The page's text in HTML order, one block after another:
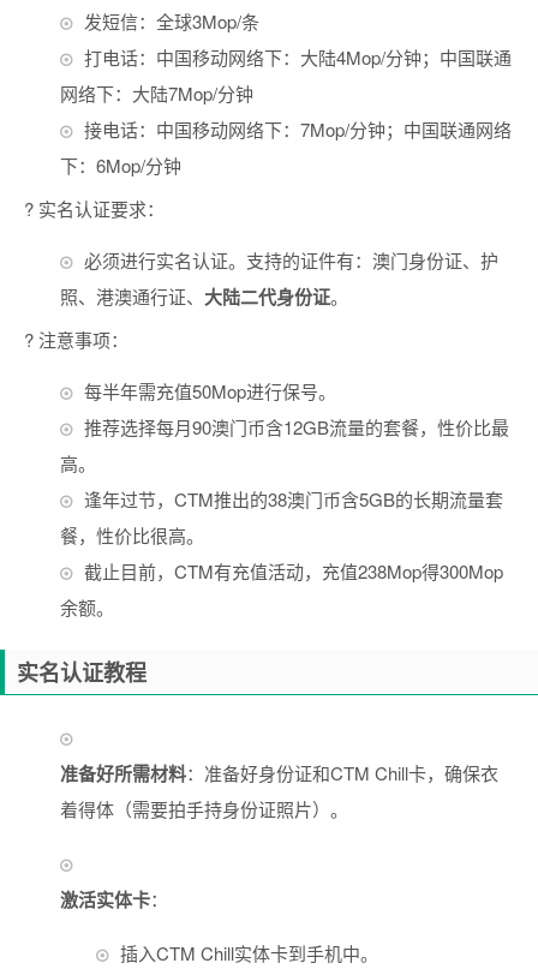
发短信：全球3Mop/条
打电话：中国移动网络下：大陆4Mop/分钟；中国联通
网络下：大陆7Mop/分钟
接电话：中国移动网络下：7Mop/分钟；中国联通网络
下：6Mop/分钟
? 实名认证要求：
必须进行实名认证。支持的证件有：澳门身份证、护
照、港澳通行证、 大陆二代身份证。
? 注意事项：
每半年需充值50Mop进行保号。
推荐选择每月90澳门币含12GB流量的套餐，性价比最
高。
逢年过节，CTM推出的38澳门币含5GB的长期流量套
餐，性价比很高。
截止目前，CTM有充值活动，充值238Mop得300Mop
余额。
实名认证教程
准备好所需材料：准备好身份证和CTM Chill卡，确保衣
着得体（需要拍手持身份证照片）。
激活实体卡：
插入CTM Chill实体卡到手机中。